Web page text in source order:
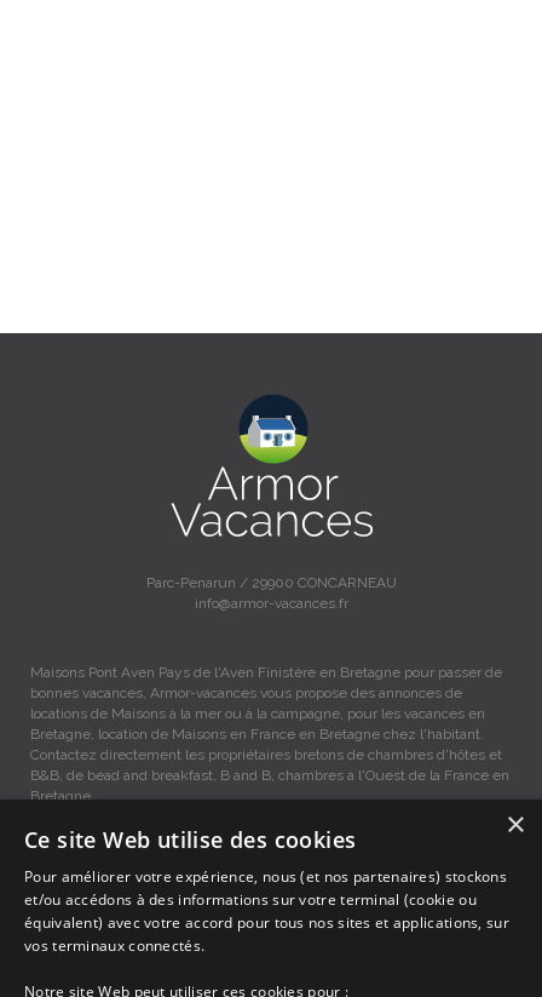
Parc-Penarun / 29900 CONCARNEAU
info@armor-vacances.fr
Maisons Pont Aven Pays de l'Aven Finistère en Bretagne pour passer de
bonnes vacances, Armor-vacances vous propose des annonces de
locations de Maisons à la mer ou à la campagne, pour les vacances en
Bretagne, location de Maisons en France en Bretagne chez l'habitant.
Contactez directement les propriétaires bretons de chambres d'hôtes et
B&B, de bead and breakfast, B and B, chambres à l'Ouest de la France en
Bretagne.
Maisons vacances Pont Aven, Location entre Particuliers
Accueil
Dernières minutes
×
Ce site Web utilise des cookies
Pour améliorer votre expérience, nous (et nos partenaires) stockons
et/ou accédons à des informations sur votre terminal (cookie ou
équivalent) avec votre accord pour tous nos sites et applications, sur
vos terminaux connectés.
Notre site Web peut utiliser ces cookies pour :